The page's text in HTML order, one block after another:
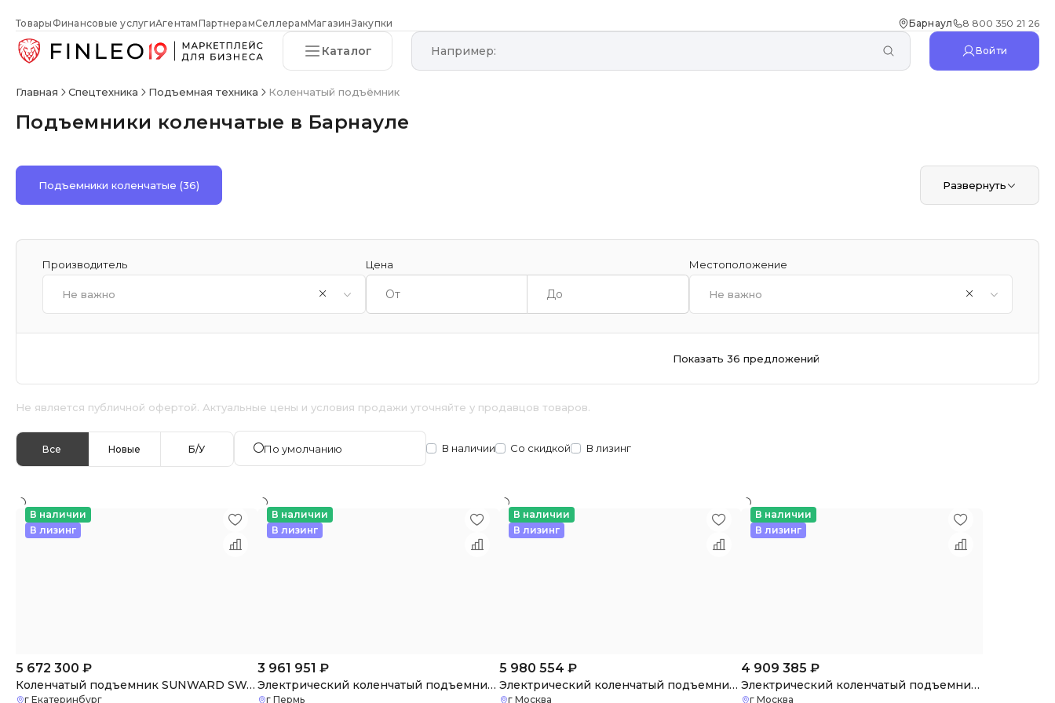
Товары Финансовые услугиАгентамПартнерамСеллерамМагазинЗакупки Барнаул 8 800 350 21 26
Каталог Войти
Главная Спецтехника Подъемная техника Коленчатый подъёмник
Подъемники коленчатые в Барнауле
Подъемники коленчатые(36) Развернуть
Производитель
Не важно
Цена Местоположение
Не важно
Показать 36 предложений
Не является публичной офертой. Актуальные цены и условия продажи уточняйте у продавцов товаров.
Все Новые Б/У По умолчанию В наличии Со скидкой В лизинг
В наличии
В лизинг
5 672 300 ₽
Коленчатый подъемник SUNWARD SWA16J
г Екатеринбург
В наличии
В лизинг
3 961 951 ₽
Электрический коленчатый подъемник XGA12ACK
г Пермь
В наличии
В лизинг
5 980 554 ₽
Электрический коленчатый подъемник XGA18ACK
г Москва
В наличии
В лизинг
4 909 385 ₽
Электрический коленчатый подъемник XGA16ACK
г Москва